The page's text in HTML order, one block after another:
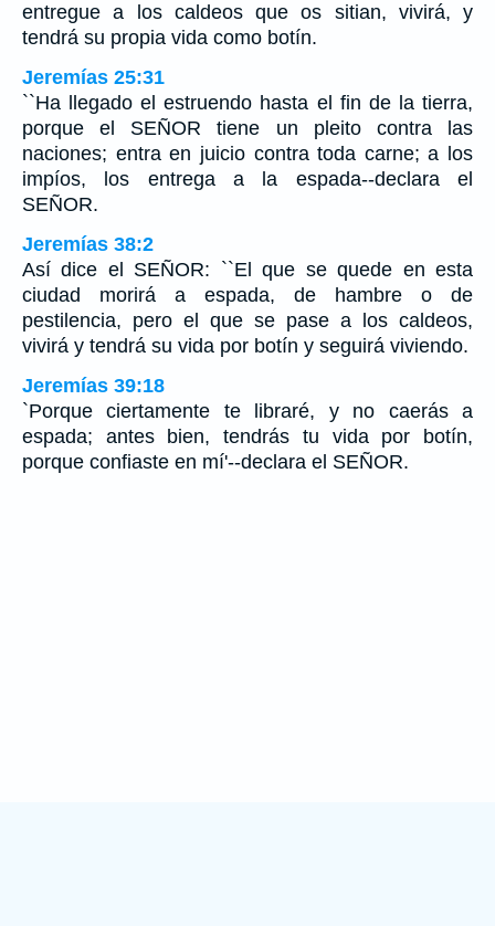
entregue a los caldeos que os sitian, vivirá, y
tendrá su propia vida como botín.
Jeremías 25:31
``Ha llegado el estruendo hasta el fin de la tierra,
porque el SEÑOR tiene un pleito contra las
naciones; entra en juicio contra toda carne; a los
impíos, los entrega a la espada--declara el
SEÑOR.
Jeremías 38:2
Así dice el SEÑOR: ``El que se quede en esta
ciudad morirá a espada, de hambre o de
pestilencia, pero el que se pase a los caldeos,
vivirá y tendrá su vida por botín y seguirá viviendo.
Jeremías 39:18
`Porque ciertamente te libraré, y no caerás a
espada; antes bien, tendrás tu vida por botín,
porque confiaste en mí'--declara el SEÑOR.